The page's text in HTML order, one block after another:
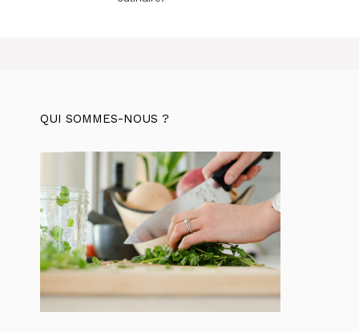
QUI SOMMES-NOUS ?